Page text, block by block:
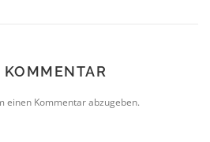
einen Kommentar abzugeben.